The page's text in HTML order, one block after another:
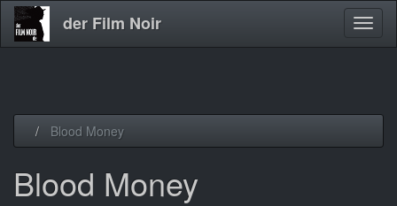
der Film Noir
Blood Money
Blood Money